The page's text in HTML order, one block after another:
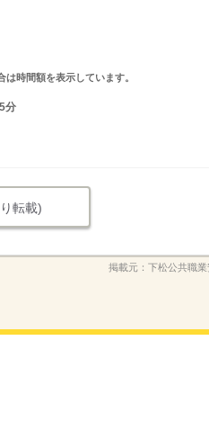
時間額を表示しています。
分
転載)
掲載元： 下松公共職